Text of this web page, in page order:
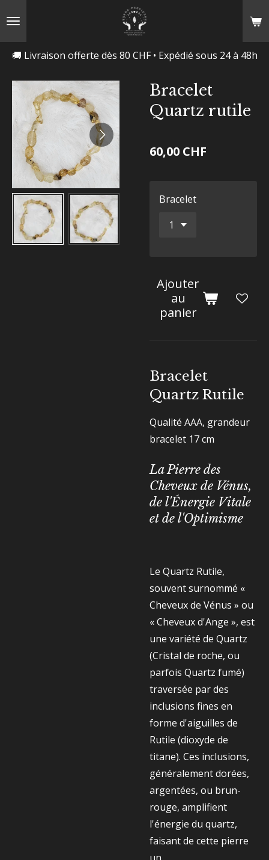
🚚 Livraison offerte dès 80 CHF • Expédié sous 24 à 48h
Bracelet
Quartz rutile
60,00 CHF
Bracelet
Ajouter
au
panier
Bracelet
Quartz Rutile
Qualité AAA, grandeur
bracelet 17 cm
La Pierre des
Cheveux de Vénus,
de l'Énergie Vitale
et de l'Optimisme
Le Quartz Rutile,
souvent surnommé «
Cheveux de Vénus » ou
« Cheveux d'Ange », est
une variété de Quartz
(Cristal de roche, ou
parfois Quartz fumé)
traversée par des
inclusions fines en
forme d'aiguilles de
Rutile (dioxyde de
titane). Ces inclusions,
généralement dorées,
argentées, ou brun-
rouge, amplifient
l'énergie du quartz,
faisant de cette pierre